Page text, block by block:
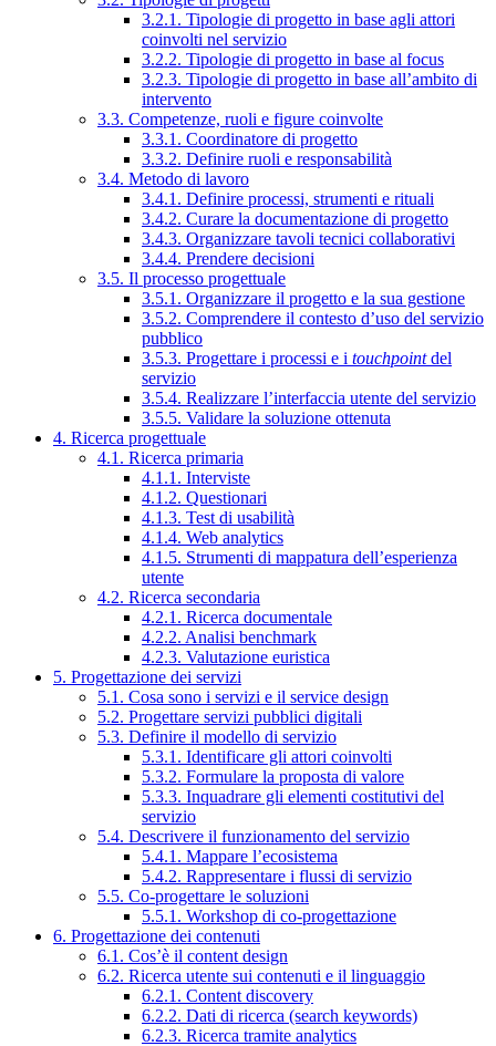
3.2.1. Tipologie di progetto in base agli attori
coinvolti nel servizio
3.2.2. Tipologie di progetto in base al focus
3.2.3. Tipologie di progetto in base all’ambito di
intervento
3.3. Competenze, ruoli e figure coinvolte
3.3.1. Coordinatore di progetto
3.3.2. Definire ruoli e responsabilità
3.4. Metodo di lavoro
3.4.1. Definire processi, strumenti e rituali
3.4.2. Curare la documentazione di progetto
3.4.3. Organizzare tavoli tecnici collaborativi
3.4.4. Prendere decisioni
3.5. Il processo progettuale
3.5.1. Organizzare il progetto e la sua gestione
3.5.2. Comprendere il contesto d’uso del servizio
pubblico
3.5.3. Progettare i processi e i touchpointdel
servizio
3.5.4. Realizzare l’interfaccia utente del servizio
3.5.5. Validare la soluzione ottenuta
4. Ricerca progettuale
4.1. Ricerca primaria
4.1.1. Interviste
4.1.2. Questionari
4.1.3. Test di usabilità
4.1.4. Web analytics
4.1.5. Strumenti di mappatura dell’esperienza
utente
4.2. Ricerca secondaria
4.2.1. Ricerca documentale
4.2.2. Analisi benchmark
4.2.3. Valutazione euristica
5. Progettazione dei servizi
5.1. Cosa sono i servizi e il service design
5.2. Progettare servizi pubblici digitali
5.3. Definire il modello di servizio
5.3.1. Identificare gli attori coinvolti
5.3.2. Formulare la proposta di valore
5.3.3. Inquadrare gli elementi costitutivi del
servizio
5.4. Descrivere il funzionamento del servizio
5.4.1. Mappare l’ecosistema
5.4.2. Rappresentare i flussi di servizio
5.5. Co-progettare le soluzioni
5.5.1. Workshop di co-progettazione
6. Progettazione dei contenuti
6.1. Cos’è il content design
6.2. Ricerca utente sui contenuti e il linguaggio
6.2.1. Content discovery
6.2.2. Dati di ricerca (search keywords)
6.2.3. Ricerca tramite analytics